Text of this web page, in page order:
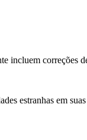
incluem correções
estranhas em